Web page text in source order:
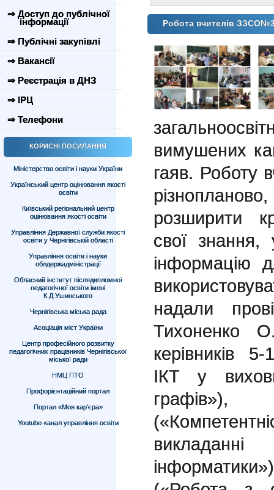
⇒ Доступ до публічної
інформації
⇒ Публічні закупівлі
⇒ Вакансії
⇒ Реєстрація в ДНЗ
⇒ ІРЦ
⇒ Телефони
КОРИСНІ ПОСИЛАННЯ
Міністерство освіти і науки України
Український центр оцінювання якості
освіти
Київський регіональний центр
оцінювання якості освіти
Управління Державної служби якості
освіти у Чернігівській області
Управління освіти і науки
облдержадміністрації
Обласний інститут післядипломної
педагогічної освіти імені
К.Д.Ушинського
Чернігівська міська рада
Асоціація міст України
Центр професійного розвитку
педагогічних працівників Чернігівської
міської ради
НМЦ ПТО
Профорієнтаційний портал
Портал «Моя кар’єра»
Youtube-канал управління освіти
Робота вчителів
вимушених
гаяв. Роботу
розширити
свої знання,
інформацію
надали
Тихоненко
керівників
ІКТ у